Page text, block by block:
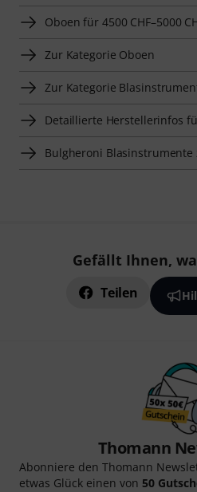
Oboen für 4500 CHF–5000
Zur Kategorie Oboen
Zur Kategorie
Detaillierte Herstellerinfos
Bulgheroni
Gefällt Ihnen,
Teilen
Thomann
Abonniere den Thomann
etwas Glück einen von 50